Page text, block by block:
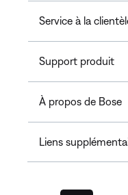
Service à la
Support produit
À propos de Bose
Liens